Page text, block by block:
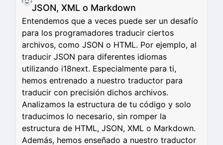
JSON, XML o Markdown
Entendemos que a veces puede ser un desafío
para los programadores traducir ciertos
archivos, como JSON o HTML. Por ejemplo, al
traducir JSON para diferentes idiomas
utilizando i18next. Especialmente para ti,
hemos entrenado a nuestro traductor para
traducir con precisión dichos archivos.
Analizamos la estructura de tu código y solo
traducimos lo necesario, sin romper la
estructura de HTML, JSON, XML o Markdown.
Además, hemos enseñado a nuestro traductor